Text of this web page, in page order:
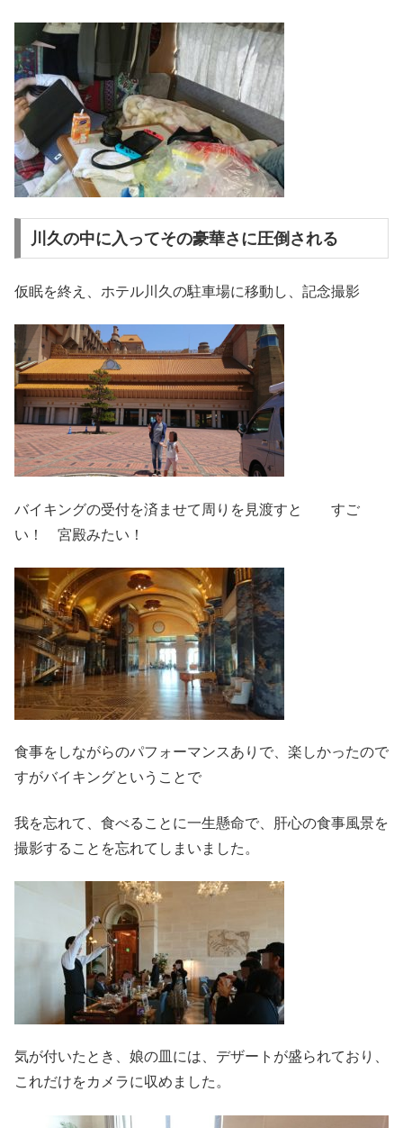
川久の中に入ってその豪華さに圧倒される
仮眠を終え、ホテル川久の駐車場に移動し、記念撮影
バイキングの受付を済ませて周りを見渡すと すご
い！ 宮殿みたい！
食事をしながらのパフォーマンスありで、楽しかったので
すがバイキングということで
我を忘れて、食べることに一生懸命で、肝心の食事風景を
撮影することを忘れてしまいました。
気が付いたとき、娘の皿には、デザートが盛られており、
これだけをカメラに収めました。